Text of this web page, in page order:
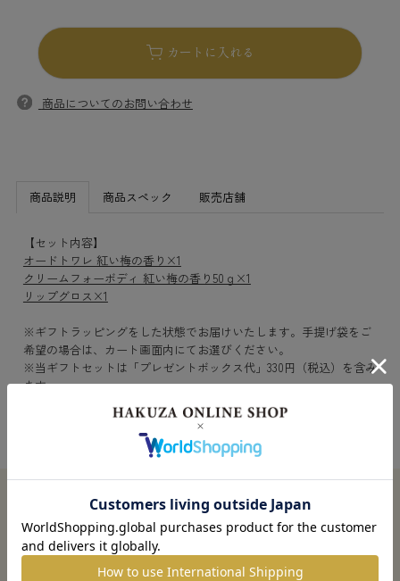
カートに入れる
商品についてのお問い合わせ
商品説明 商品スペック 販売店舗
【セット内容】
オードトワレ 紅い梅の香り×1
クリームフォーボディ 紅い梅の香り50ｇ×1
リップグロス×1
※ギフトラッピングをした状態でお届けいたします。手提げ袋をご
希望の場合は、カート画面内にてお選びください。
※当ギフトセットは「プレゼントボックス代」330円（税込）を含み
ます。
この商品を見た人がチェックしている商品